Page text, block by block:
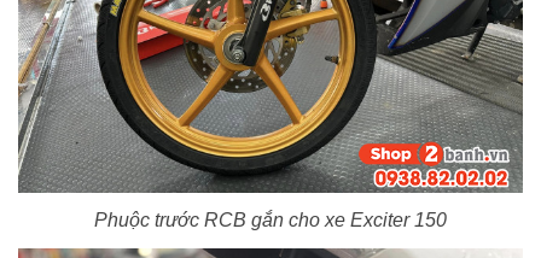
Phuộc trước RCB gắn cho xe Exciter 150